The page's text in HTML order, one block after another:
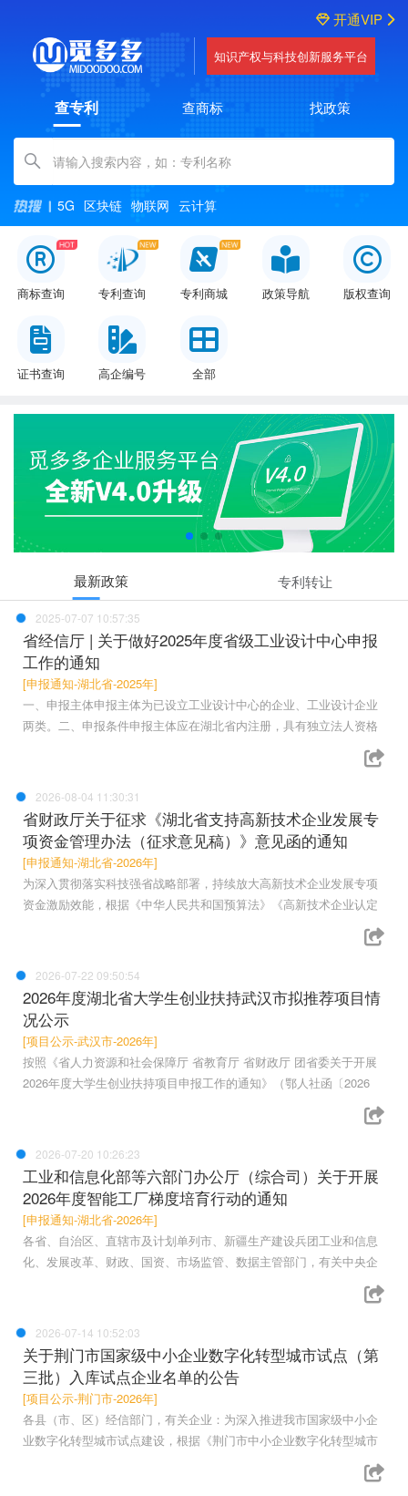
开通VIP
知识产权与科技创新服务平台
查专利 查商标 找政策
Amount (in dollars)
5G 区块链 物联网 云计算
商标查询 专利查询 专利商城 政策导航 版权查询
证书查询 高企编号 全部
最新政策 专利转让
2025-07-07 10:57:35
省经信厅 | 关于做好2025年度省级工业设计中心申报
工作的通知
[申报通知-湖北省-2025年]
一、申报主体申报主体为已设立工业设计中心的企业、工业设计企业
两类。二、申报条件申报主体应在湖北省内注册，具有独立法人资格
2026-08-04 11:30:31
省财政厅关于征求《湖北省支持高新技术企业发展专
项资金管理办法（征求意见稿）》意见函的通知
[申报通知-湖北省-2026年]
为深入贯彻落实科技强省战略部署，持续放大高新技术企业发展专项
资金激励效能，根据《中华人民共和国预算法》《高新技术企业认定
2026-07-22 09:50:54
2026年度湖北省大学生创业扶持武汉市拟推荐项目情
况公示
[项目公示-武汉市-2026年]
按照《省人力资源和社会保障厅 省教育厅 省财政厅 团省委关于开展
2026年度大学生创业扶持项目申报工作的通知》（鄂人社函〔2026
2026-07-20 10:26:23
工业和信息化部等六部门办公厅（综合司）关于开展
2026年度智能工厂梯度培育行动的通知
[申报通知-湖北省-2026年]
各省、自治区、直辖市及计划单列市、新疆生产建设兵团工业和信息
化、发展改革、财政、国资、市场监管、数据主管部门，有关中央企
2026-07-14 10:52:03
关于荆门市国家级中小企业数字化转型城市试点（第
三批）入库试点企业名单的公告
[项目公示-荆门市-2026年]
各县（市、区）经信部门，有关企业：为深入推进我市国家级中小企
业数字化转型城市试点建设，根据《荆门市中小企业数字化转型城市